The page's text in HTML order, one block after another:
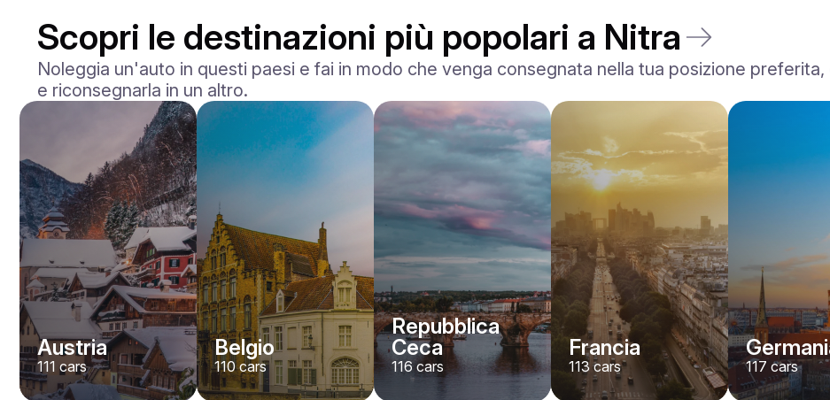
BMW
400€ / giorno
Prenota ora
X7 xDrive40i M-Sport
2024
SUV
/ giorno
Prenota ora
Scopri le destinazioni più popolari a Nitra
Noleggia un'auto in questi paesi e fai in modo che venga consegnata nella tua posizione
e riconsegnarla in un altro.
Austria
111 cars
Belgio
110cars
Repubblica
Ceca
116cars
Francia
113cars 117 cars